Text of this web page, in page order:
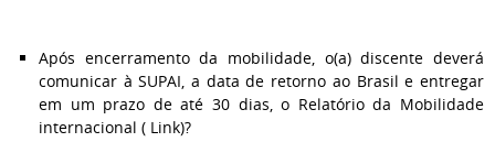
Após encerramento da mobilidade, o(a) discente deverá
comunicar à SUPAI, a data de retorno ao Brasil e entregar
em um prazo de até 30 dias, o Relatório da Mobilidade
internacional ( Link)?